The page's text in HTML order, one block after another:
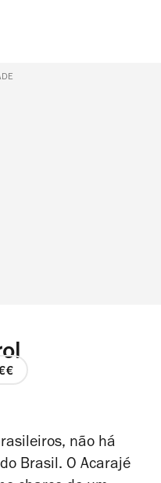
preço
não há
Brasil. O Acarajé